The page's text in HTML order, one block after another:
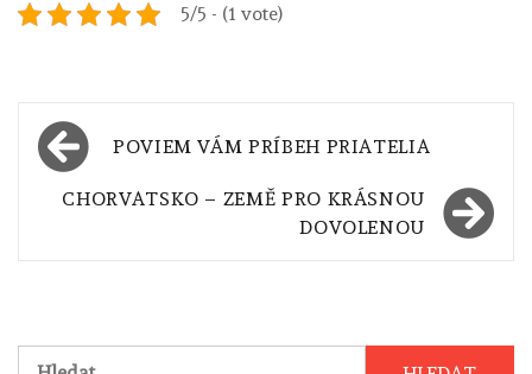
5/5 - (1 vote)
Navigace
pro
příspěvek
POVIEM VÁM PRÍBEH PRIATELIA
CHORVATSKO – ZEMĚ PRO KRÁSNOU
DOVOLENOU
Vyhledávání